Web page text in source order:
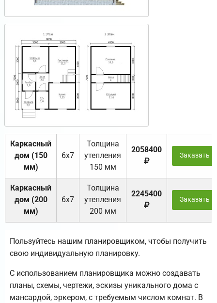
Каркасный
дом (150
мм)
6х7
Толщина
утепления
150 мм
2058400
Заказать
Каркасный
дом (200
мм)
6х7
Толщина
утепления
200 мм
2245400
Заказать
Пользуйтесь нашим планировщиком, чтобы получить
свою индивидуальную планировку.
С использованием планировщика можно создавать
планы, схемы, чертежи, эскизы уникального дома с
мансардой, эркером, с требуемым числом комнат. В